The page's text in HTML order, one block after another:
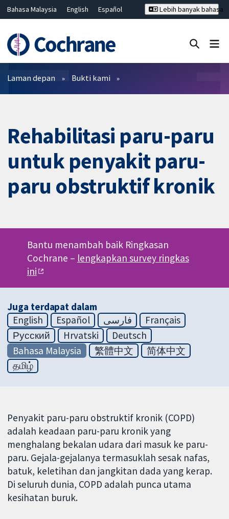
Bahasa Malaysia English
Español
Hrvatski
Deutsch ไทย
繁體中文
简体中文
Lebih banyak bahasa
Penapis
Laman depan Bukti kami
Rehabilitasi paru-paru
untuk penyakit paru-
paru obstruktif kronik
Bantu menambah baik Ringkasan
Cochrane – lengkapkan survey ringkas
ini
Juga terdapat dalam
English
Español فارسی
Français
Русский
Hrvatski
Deutsch
Bahasa Malaysia
繁體中文
简体中文
தமிழ்
Penyakit paru-paru obstruktif kronik (COPD)
adalah keadaan paru-paru kronik yang
menghalang bekalan udara dari masuk ke paru-
paru. Gejala-gejalanya termasuklah sesak nafas,
batuk, keletihan dan jangkitan dada yang kerap.
Di seluruh dunia, COPD adalah punca utama
kesihatan buruk.